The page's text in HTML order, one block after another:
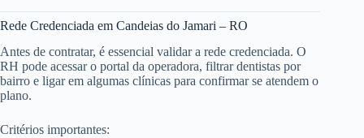
Rede Credenciada em Candeias do Jamari – RO
Antes de contratar, é essencial validar a rede credenciada. O
RH pode acessar o portal da operadora, filtrar dentistas por
bairro e ligar em algumas clínicas para confirmar se atendem o
plano.
Critérios importantes: